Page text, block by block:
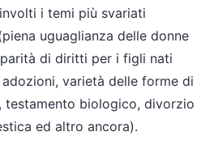
i temi più svariati
uguaglianza delle donne
di diritti per i figli nati
varietà delle forme di
testamento biologico, divorzio
ed altro ancora).